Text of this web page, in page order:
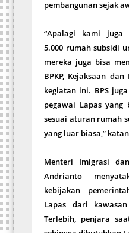
pembangunan sejak
“Apalagi kami juga
5.000 rumah subsidi
mereka juga bisa
BPKP, Kejaksaan
kegiatan ini. BPS
pegawai Lapas yang
sesuai aturan rumah
yang luar biasa,”
Menteri Imigrasi
Andrianto
kebijakan
Lapas dari
Terlebih, penjara